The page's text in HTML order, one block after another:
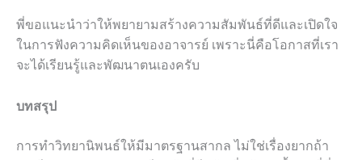
พี่ขอแนะนำว่าให้พยายามสร้างความสัมพันธ์ที่ดีและเปิดใจ
ในการฟังความคิดเห็นของอาจารย์ เพราะนี่คือโอกาสที่เรา
จะได้เรียนรู้และพัฒนาตนเองครับ
บทสรุป
การทำวิทยานิพนธ์ให้มีมาตรฐานสากล ไม่ใช่เรื่องยากถ้า